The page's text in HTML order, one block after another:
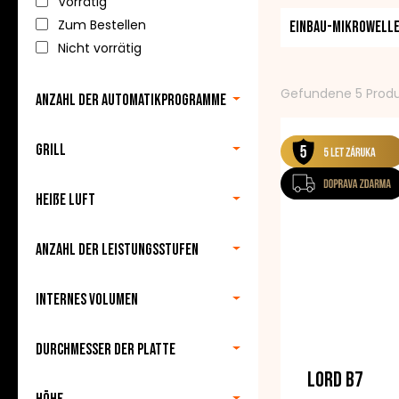
Zum Bestellen
Nicht vorrätig
Anzahl der Automatikprogramme
Grill
Heiße Luft
Anzahl der Leistungsstufen
Internes Volumen
Durchmesser der Platte
Qualität. Wir
Ihr langjähriger
Einbau-
Gefundene 5
LORD B7